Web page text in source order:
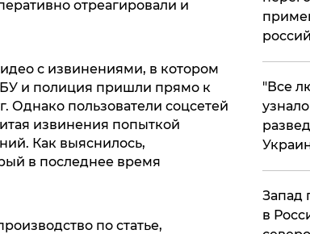
отреагировали и
с извинениями, в котором
и полиция пришли прямо к
пользователи соцсетей
извинения попыткой
Как выяснилось,
в последнее время
по статье,
​"Все
Запад
в